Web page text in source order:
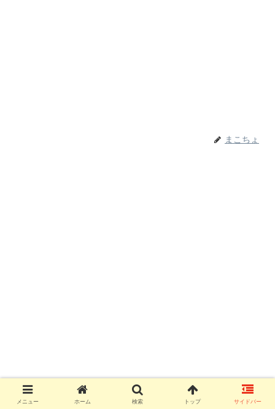
まこちょ
メニュー ホーム 検索 トップ サイドバー